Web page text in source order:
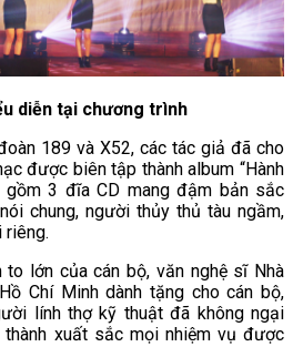
diễn tại chương trình
189 và X52, các tác giả đã cho
được biên tập thành album “Hành
gồm 3 đĩa CD mang đậm bản sắc
chung, người thủy thủ tàu ngầm,
riêng.
lớn của cán bộ, văn nghệ sĩ Nhà
Chí Minh dành tặng cho cán bộ,
lính thợ kỹ thuật đã không ngại
thành xuất sắc mọi nhiệm vụ được